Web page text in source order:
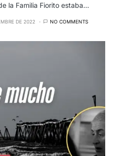
la Familia Fiorito estaba…
DE 2022 NO COMMENTS